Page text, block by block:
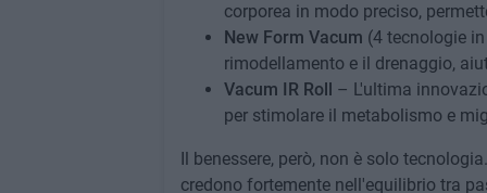
corporea in modo preciso,
New Form Vacum (4 tecnologie
rimodellamento e il drenaggio,
Vacum IR Roll – L'ultima
per stimolare il metabolismo e
Il benessere, però, non è solo tecnologia.
credono fortemente nell'equilibrio tra